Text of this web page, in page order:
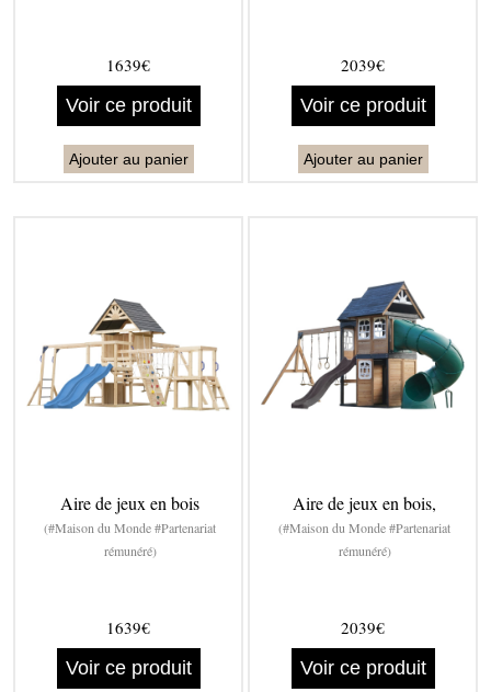
1639€
Voir ce produit
Ajouter au panier
2039€
Voir ce produit
Ajouter au panier
Aire de jeux en bois
(#Maison du Monde #Partenariat
rémunéré)
1639€
Voir ce produit
Aire de jeux en bois,
(#Maison du Monde #Partenariat
rémunéré)
2039€
Voir ce produit